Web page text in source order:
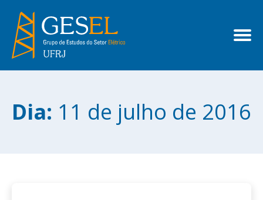
Dia: 11 de julho de 2016